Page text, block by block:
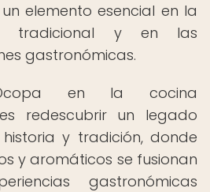
elemento esencial en la
tradicional y en las
gastronómicas.
en la cocina
redescubrir un legado
y tradición, donde
y aromáticos se fusionan
gastronómicas